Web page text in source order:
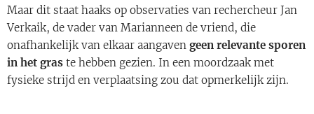
Maar dit staat haaks op observaties van rechercheur Jan
Verkaik, de vader van Marianneen de vriend, die
onafhankelijk van elkaar aangaven geen relevante sporen
in het gras te hebben gezien. In een moordzaak met
fysieke strijd en verplaatsing zou dat opmerkelijk zijn.